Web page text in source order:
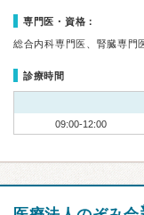
専門医・資格：
総合内科専門医、腎臓専門
診療時間
09:00-12:00